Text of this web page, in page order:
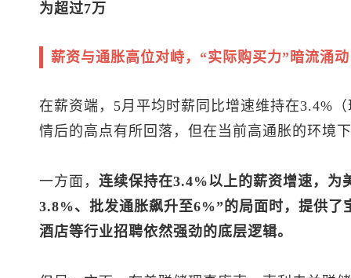
为超过7万
薪资与通胀高位对峙，“实际购买力”暗流涌动
在薪资端，5月平均时薪同比增速维持在3.4%
情后的高点有所回落，但在当前高通胀的环境
一方面， 连续保持在3.4%以上的薪资增速，为
3.8%、批发通胀飙升至6%”的局面时，提供了
酒店等行业招聘依然强劲的底层逻辑。